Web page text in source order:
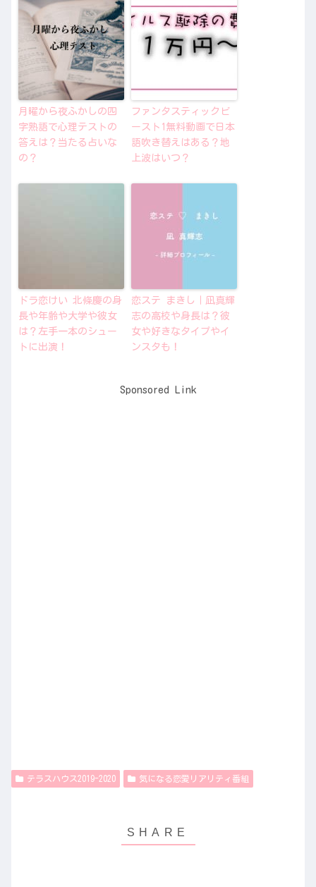
月曜から夜ふかしの四
字熟語で心理テストの
答えは？当たる占いな
の？
ファンタスティックビ
ースト1無料動画で日本
語吹き替えはある？地
上波はいつ？
ドラ恋けい 北條慶の身
長や年齢や大学や彼女
は？左手一本のシュー
トに出演！
恋ステ まきし｜凪真輝
志の高校や身長は？彼
女や好きなタイプやイ
ンスタも！
Sponsored Link
テラスハウス2019-2020 気になる恋愛リアリティ番組